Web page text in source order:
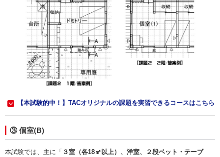
【本試験的中！】TACオリジナルの課題を実習できるコースはこちら
③ 個室(B)
本試験では、主に「 ３室（各18㎡以上）、洋室、２段ベット・テーブ